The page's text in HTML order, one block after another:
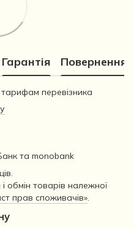
Гарантія Повернення
перевізника
та monobank
обмін товарів належної
прав споживачів».